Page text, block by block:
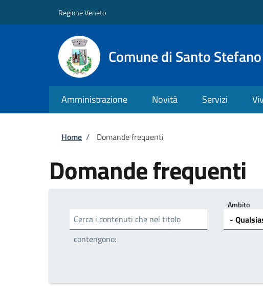
Regione Veneto
Comune di Santo
Amministrazione Novità Servizi
Briciole di pane
Home / Domande frequenti
Domande frequenti
Cerca i contenuti che nel titolo
contengono:
Ambito